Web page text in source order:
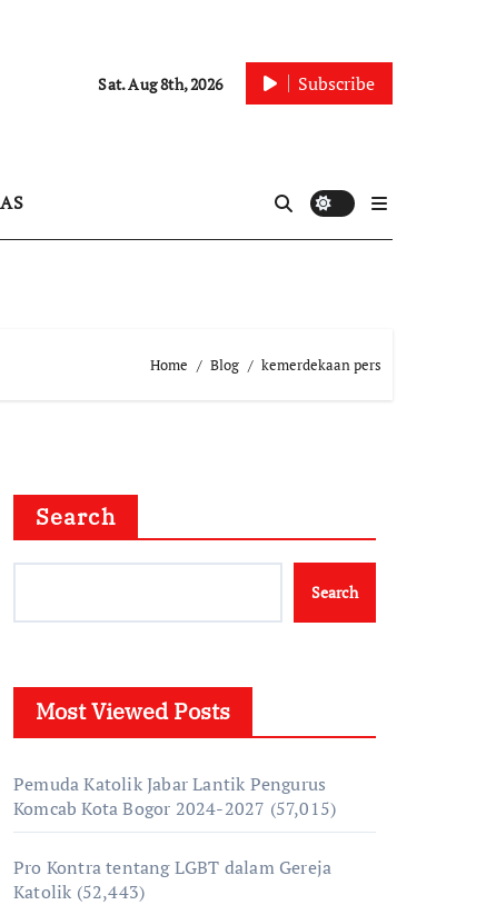
Sat. Aug 8th, 2026 Subscribe
Home Blog kemerdekaan pers
Search
Search
Most Viewed Posts
Pemuda Katolik Jabar Lantik Pengurus
Komcab Kota Bogor 2024-2027 (57,015)
Pro Kontra tentang LGBT dalam Gereja
Katolik (52,443)